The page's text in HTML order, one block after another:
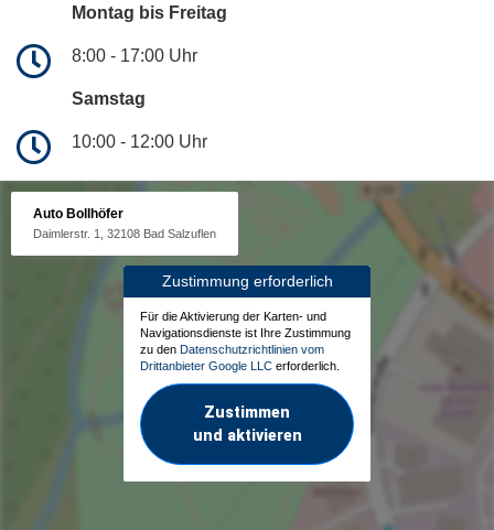
Montag bis Freitag
8:00 - 17:00 Uhr
Samstag
10:00 - 12:00 Uhr
Auto Bollhöfer
Daimlerstr. 1, 32108 Bad Salzuflen
Zustimmung erforderlich
Für die Aktivierung der Karten- und
Navigationsdienste ist Ihre Zustimmung
zu den Datenschutzrichtlinien vom
Drittanbieter Google LLC erforderlich.
Zustimmen
und aktivieren